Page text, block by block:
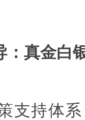
：真金白
持体系